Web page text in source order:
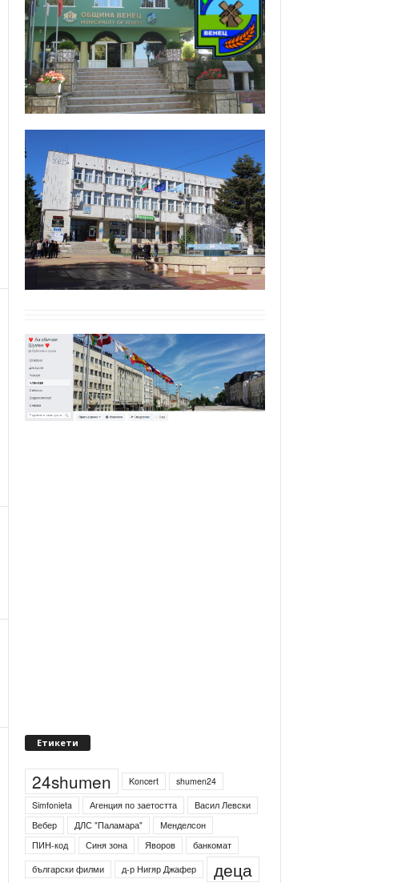
Етикети
24shumen Koncert
shumen24
Simfonieta
Агенция по заетостта
Васил Левски
Вебер
ДЛС "Паламара"
Менделсон
ПИН-код
Синя зона Яворов
банкомат
български филми
д-р Нигяр Джафер деца